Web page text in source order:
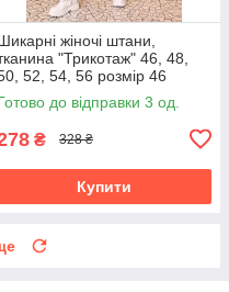
жіночі штани,
"Трикотаж" 46, 48,
52, 54, 56 розмір 46
до відправки 3 од.
₴ 328 ₴
Купити